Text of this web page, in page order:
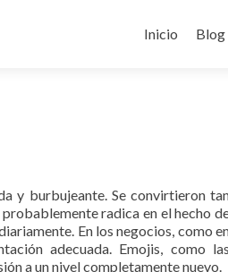
al
Inicio Blog
y burbujeante. Se convirtieron
radica en el hecho
En los negocios, como
adecuada. Emojis, como las
a un nivel completamente nuevo.